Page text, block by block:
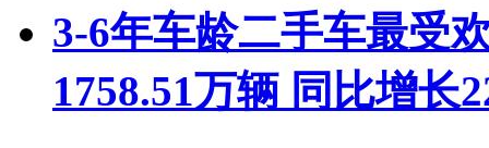
3-6年车龄二手车最受
1758.51万辆 同比增长